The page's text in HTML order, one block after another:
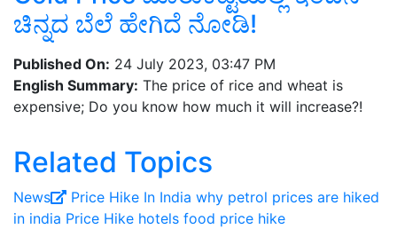
ಚಿನ್ನದ ಬೆಲೆ ಹೇಗಿದೆ ನೋಡಿ!
Published On: 24 July 2023, 03:47 PM
English Summary: The price of rice and wheat is
expensive; Do you know how much it will increase?!
Related Topics
News Price Hike In India why petrol prices are hiked
in india Price Hike hotels food price hike